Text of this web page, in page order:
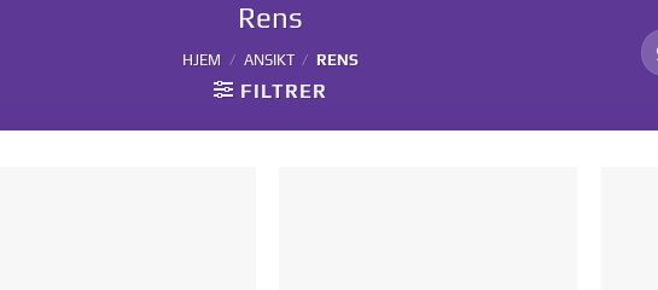
Rens
HJEM / ANSIKT / RENS
FILTRER